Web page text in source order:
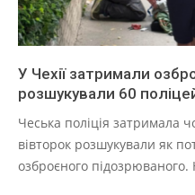
У Чехії затримали
розшукували 60
Чеська поліція затримала
вівторок розшукували як
озброєного